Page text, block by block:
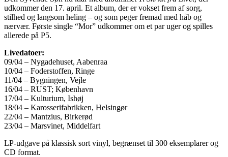
udkommer den 17. april. Et album, der er vokset frem af sorg,
stilhed og langsom heling – og som peger fremad med håb og
nærvær. Første single “Mor” udkommer om et par uger og spilles
allerede på P5.
Livedatoer:
09/04 – Nygadehuset, Aabenraa
10/04 – Foderstoffen, Ringe
11/04 – Bygningen, Vejle
16/04 – RUST; København
17/04 – Kulturium, Ishøj
18/04 – Karosserifabrikken, Helsingør
22/04 – Mantzius, Birkerød
23/04 – Marsvinet, Middelfart
LP-udgave på klassisk sort vinyl, begrænset til 300 eksemplarer og
CD format.